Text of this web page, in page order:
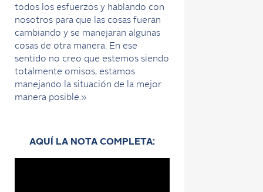
todos los esfuerzos y hablando con
nosotros para que las cosas fueran
cambiando y se manejaran algunas
cosas de otra manera. En ese
sentido no creo que estemos siendo
totalmente omisos, estamos
manejando la situación de la mejor
manera posible.»
AQUÍ LA NOTA COMPLETA: